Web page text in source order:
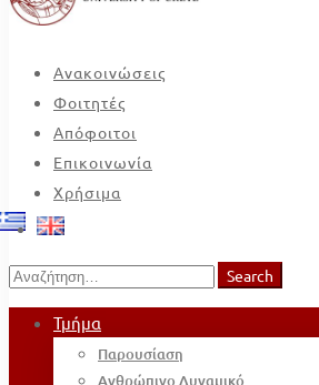
Ανακοινώσεις
Φοιτητές
Απόφοιτοι
Επικοινωνία
Χρήσιμα
Search
for:
Search
Τμήμα
Παρουσίαση
Ανθρώπινο Δυναμικό